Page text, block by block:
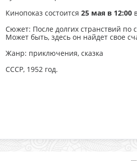
Кинопоказ состоится 25 мая в 12:00
Сюжет: После долгих странствий по
Может быть, здесь он найдет свое
Жанр: приключения, сказка
СССР, 1952 год.